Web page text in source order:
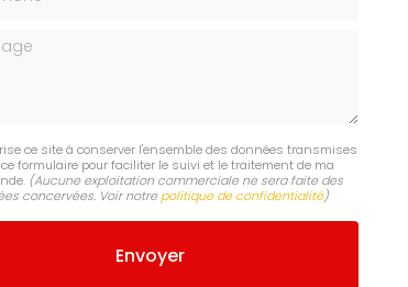
ce site à conserver l'ensemble des données transmises
formulaire pour faciliter le suivi et le traitement de ma
(Aucune exploitation commerciale ne sera faite des
concervées. Voir notre politique de confidentialité)